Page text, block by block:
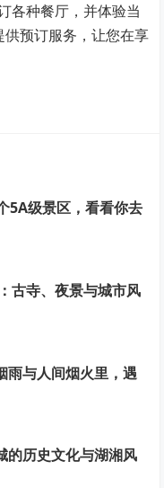
各种餐厅，并体验当
预订服务，让您在享
5A级景区，看看你去
古寺、夜景与城市风
雨与人间烟火里，遇
的历史文化与湖湘风